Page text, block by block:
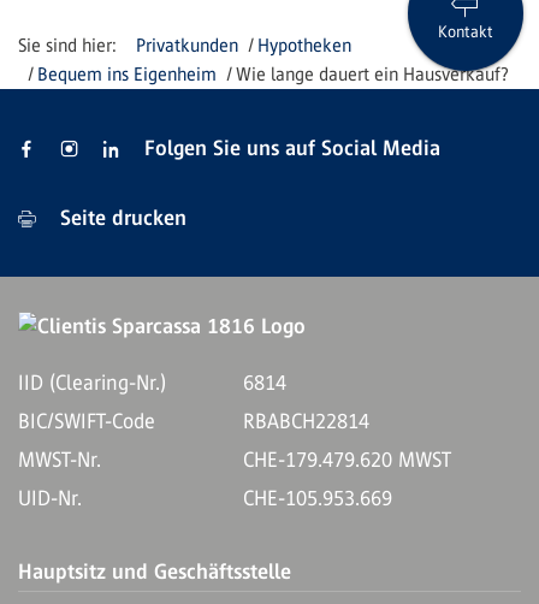
Privatkunden
Hypotheken
Bequem ins Eigenheim
Wie lange dauert ein Hausverkauf?
Kontakt
Folgen Sie uns auf Social Media
Seite drucken
IID (Clearing-Nr.)
6814
BIC/SWIFT-Code
RBABCH22814
MWST-Nr.
CHE-179.479.620 MWST
UID-Nr.
CHE-105.953.669
Hauptsitz und Geschäftsstelle